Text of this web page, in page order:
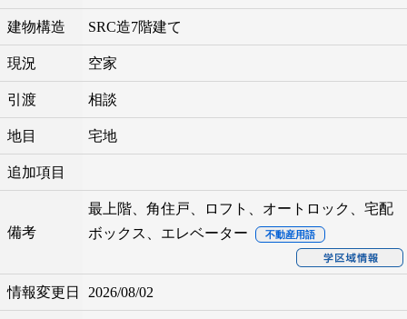
建物構造 SRC造7階建て
現況 空家
引渡 相談
地目 宅地
追加項目
備考
最上階、角住戸、ロフト、オートロック、宅配
ボックス、エレベーター
不動産用語
情報変更日 2026/08/02